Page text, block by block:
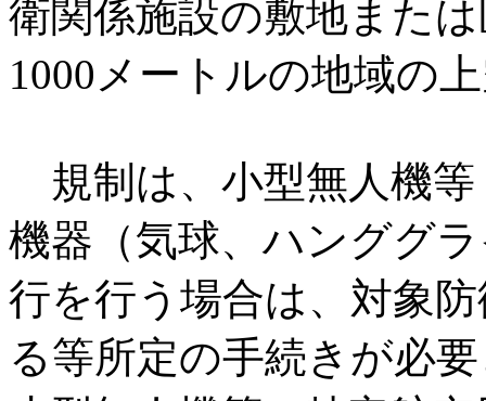
衛関係施設の敷地また
1000メートルの地域の
規制は、小型無人機等
機器（気球、ハンググ
行を行う場合は、対象
る等所定の手続きが必